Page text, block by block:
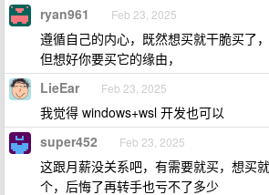
ryan961 Feb 23, 2025
遵循自己的内心，既然想买就干脆买了
但想好你要买它的缘由，
LieEar Feb 23, 2025
我觉得 windows+wsl 开发也可以
super452 Feb 23, 2025
这跟月薪没关系吧，有需要就买，想买
个，后悔了再转手也亏不了多少